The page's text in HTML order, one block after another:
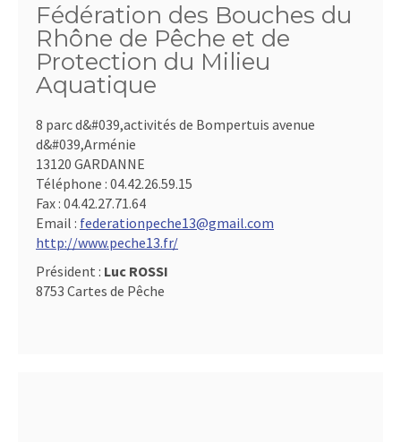
Fédération des Bouches du
Rhône de Pêche et de
Protection du Milieu
Aquatique
8 parc d&#039,activités de Bompertuis avenue
d&#039,Arménie
13120 GARDANNE
Téléphone : 04.42.26.59.15
Fax : 04.42.27.71.64
Email : federationpeche13@gmail.com
http://www.peche13.fr/
Président : Luc ROSSI
8753 Cartes de Pêche